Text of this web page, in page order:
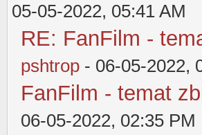
05-05-2022, 05:41 AM
RE: FanFilm -
pshtrop - 06-05-2022,
FanFilm - temat
06-05-2022, 02:35 PM